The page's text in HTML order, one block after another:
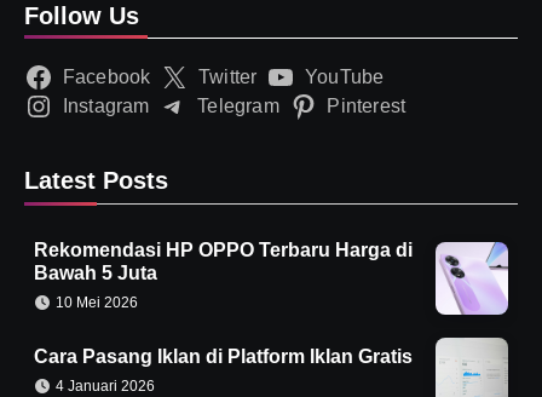
Follow Us
Facebook Twitter
YouTube
Instagram
Telegram Pinterest
Latest Posts
Rekomendasi HP OPPO Terbaru Harga di
Bawah 5 Juta
10 Mei 2026
Cara Pasang Iklan di Platform Iklan Gratis
4 Januari 2026